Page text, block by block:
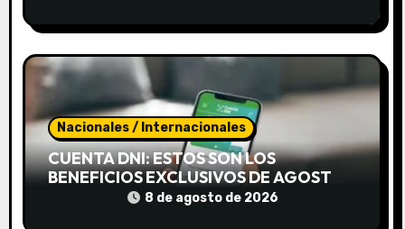
t
r
a
d
a
Nacionales / Internacionales
CUENTA DNI: ESTOS SON LOS
BENEFICIOS EXCLUSIVOS DE AGOSTO
PARA AHORRAR DURANTE TODO EL
8 de agosto de 2026